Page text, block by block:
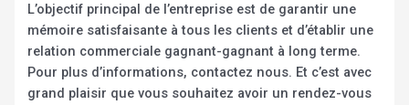
L’objectif principal de l’entreprise est de garantir une
mémoire satisfaisante à tous les clients et d’établir une
relation commerciale gagnant-gagnant à long terme.
Pour plus d’informations, contactez nous. Et c’est avec
grand plaisir que vous souhaitez avoir un rendez-vous